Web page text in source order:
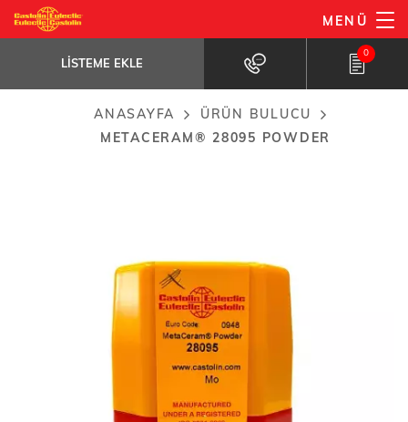
Ana
içeriğe
MENÜ
LISTEME EKLE
0
MetaCeram® 28095 powder
LISTEME EKLE
Breadcrumb
ANASAYFA
ÜRÜN BULUCU
METACERAM® 28095 POWDER